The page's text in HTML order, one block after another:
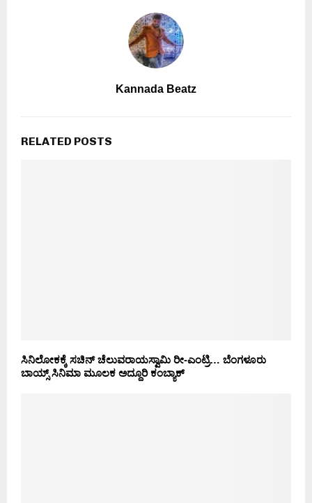
Kannada Beatz
RELATED POSTS
ಸಿನಿಲೋಕಕ್ಕೆ ಸಚಿನ್ ಚೆಲುವರಾಯಸ್ವಾಮಿ ರೀ-ಎಂಟ್ರಿ… ಬೆಂಗಳೂರು
ಬಾಯ್ಸ್ ಸಿನಿಮಾ ಮೂಲಕ ಅದ್ದೂರಿ ಕಂಬ್ಯಾಕ್